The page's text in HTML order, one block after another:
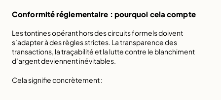
Conformité réglementaire : pourquoi cela compte
Les tontines opérant hors des circuits formels doivent
s’adapter à des règles strictes. La transparence des
transactions, la traçabilité et la lutte contre le blanchiment
d’argent deviennent inévitables.
Cela signifie concrètement :